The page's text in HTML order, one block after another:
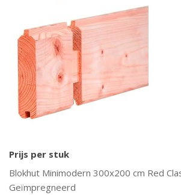
Prijs per stuk
Blokhut Minimodern 300x200 cm Red
Geïmpregneerd